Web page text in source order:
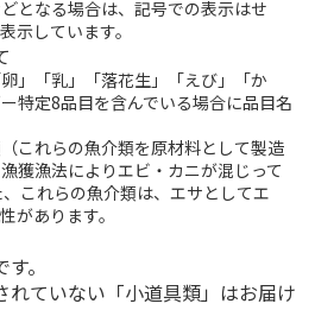
となる場合は、記号での表示はせ
示しています。
」「乳」「落花生」「えび」「か
特定8品目を含んでいる場合に品目名
これらの魚介類を原材料として製造
獲漁法によりエビ・カニが混じって
これらの魚介類は、エサとしてエ
があります。
。
れていない「小道具類」はお届け